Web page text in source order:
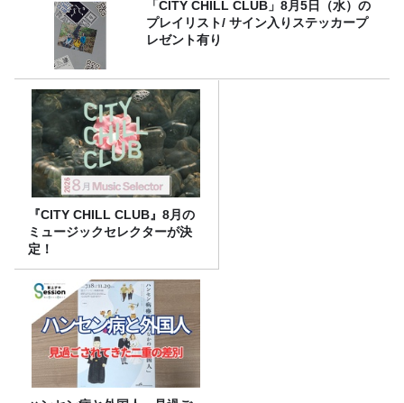
「CITY CHILL CLUB」8月5日（水）の
プレイリスト/ サイン入りステッカープ
レゼント有り
『CITY CHILL CLUB』8月の
ミュージックセレクターが決
定！